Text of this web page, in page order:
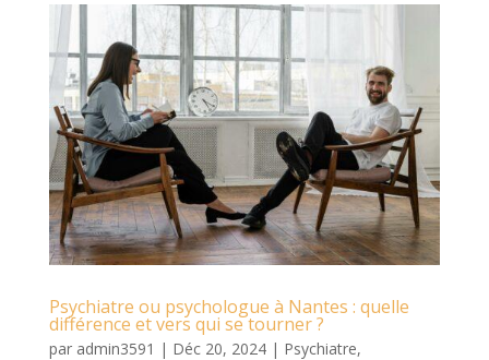
Psychiatre ou psychologue à Nantes : quelle
différence et vers qui se tourner ?
par admin3591 | Déc 20, 2024| Psychiatre,